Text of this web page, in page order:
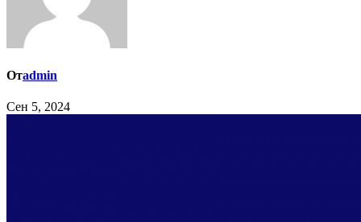
Отadmin
Сен 5, 2024